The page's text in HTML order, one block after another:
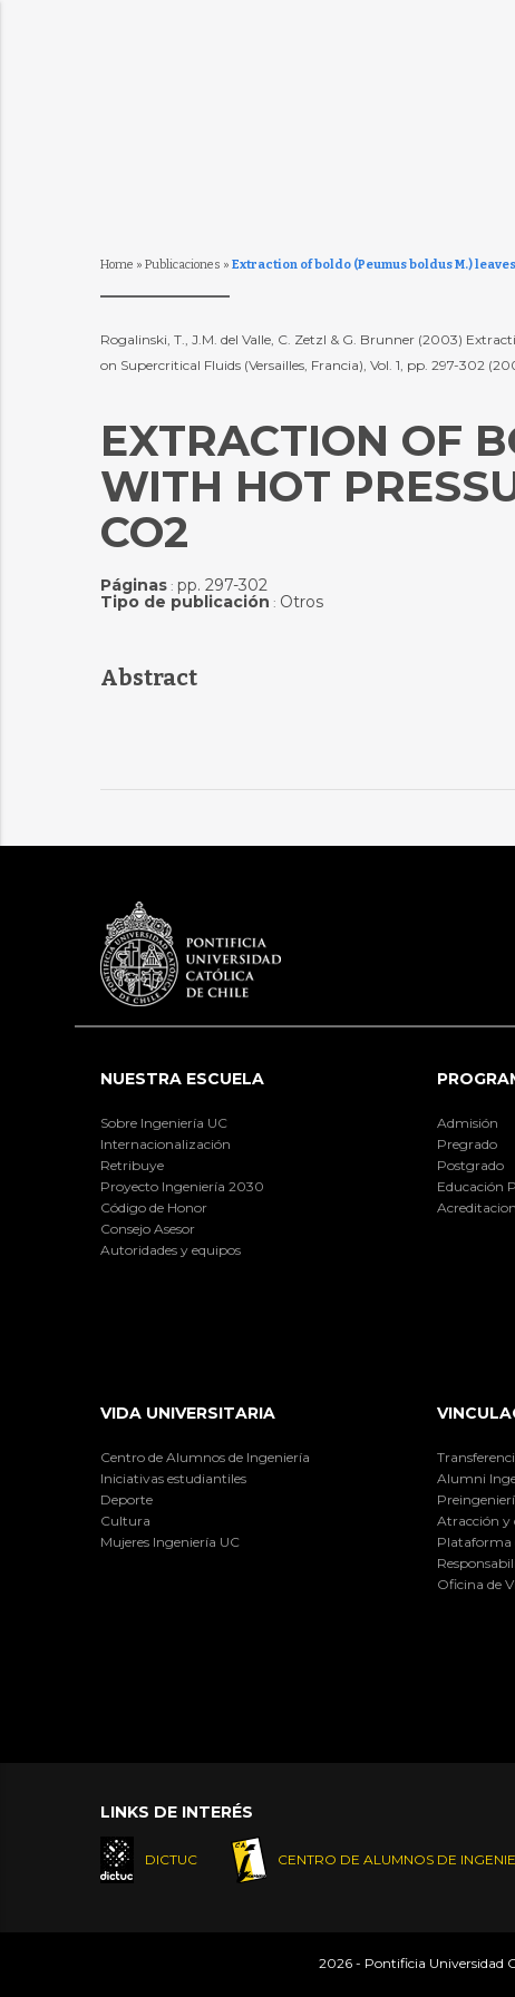
Home » Publicaciones » Extraction of boldo (Peumus boldus M.)
Rogalinski, T., J.M. del Valle, C. Zetzl & G. Brunner (2003)
on Supercritical Fluids (Versailles, Francia), Vol. 1, pp. 297-302
EXTRACTION OF
WITH HOT
CO2
Páginas: pp. 297-302
Tipo de publicación : Otros
Abstract
NUESTRA ESCUELA
Sobre Ingeniería UC
Internacionalización
Retribuye
Proyecto Ingeniería 2030
Código de Honor
Consejo Asesor
Autoridades y equipos
Admisión
Pregrado
Postgrado
Educación
VIDA UNIVERSITARIA
Centro de Alumnos de Ingeniería
Iniciativas estudiantiles
Deporte
Cultura
Mujeres Ingeniería UC
Alumni
Atracción y
Plataforma
Oficina de
LINKS DE INTERÉS
DICTUC CENTRO DE ALUMNOS DE
2026 - Pontificia Universidad